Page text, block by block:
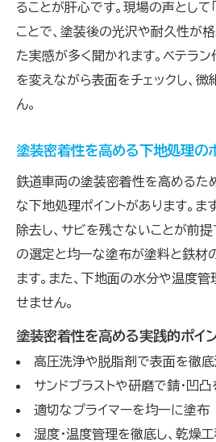
ることが肝心です。現場の声として
ことで、塗装後の光沢や耐久性が格
た実感が多く聞かれます。ベテラ
を変えながら表面をチェックし、
ん。
塗装密着性を高める下地処理の
鉄道車両の塗装密着性を高めるた
な下地処理ポイントがあります。ま
除去し、サビを残さないことが前提
の選定と均一な塗布が塗料と鉄材
ます。また、下地面の水分や温度
せません。
塗装密着性を高める実践的ポイ
高圧洗浄や脱脂剤で表面を徹
サンドブラストや研磨で錆・凹
適切なプライマーを均一に塗布
湿度・温度管理を徹底し、乾燥